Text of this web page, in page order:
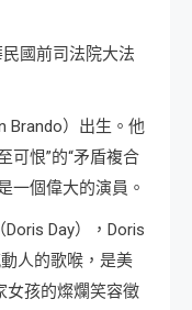
國前司法院大法
Brando）出生。他
可恨”的“矛盾複合
一個偉大的演員。
Day），Doris
人的歌喉，是美
女孩的燦爛笑容徵